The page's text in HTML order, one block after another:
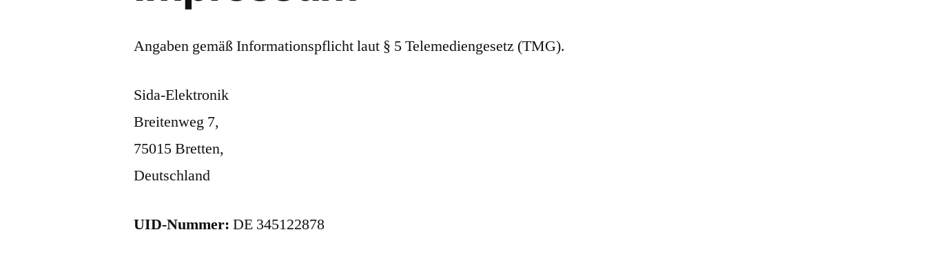
Angaben gemäß Informationspflicht laut § 5 Telemediengesetz (TMG).
Sida-Elektronik
Breitenweg 7,
75015 Bretten,
Deutschland
UID-Nummer: DE 345122878